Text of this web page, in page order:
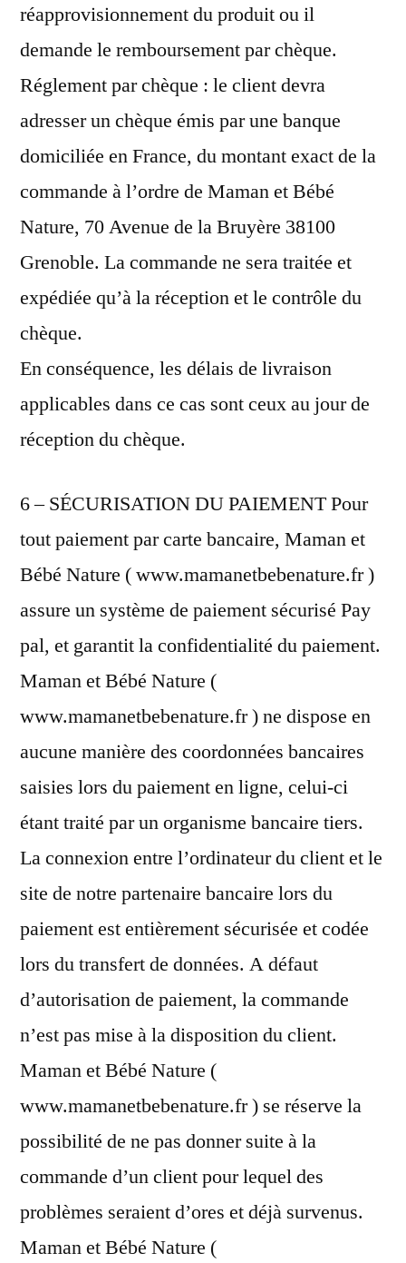
réapprovisionnement du produit ou il
demande le remboursement par chèque.
Réglement par chèque : le client devra
adresser un chèque émis par une banque
domiciliée en France, du montant exact de la
commande à l’ordre de Maman et Bébé
Nature, 70 Avenue de la Bruyère 38100
Grenoble. La commande ne sera traitée et
expédiée qu’à la réception et le contrôle du
chèque.
En conséquence, les délais de livraison
applicables dans ce cas sont ceux au jour de
réception du chèque.
6 – SÉCURISATION DU PAIEMENT Pour
tout paiement par carte bancaire, Maman et
Bébé Nature ( www.mamanetbebenature.fr )
assure un système de paiement sécurisé Pay
pal, et garantit la confidentialité du paiement.
Maman et Bébé Nature (
www.mamanetbebenature.fr ) ne dispose en
aucune manière des coordonnées bancaires
saisies lors du paiement en ligne, celui-ci
étant traité par un organisme bancaire tiers.
La connexion entre l’ordinateur du client et le
site de notre partenaire bancaire lors du
paiement est entièrement sécurisée et codée
lors du transfert de données. A défaut
d’autorisation de paiement, la commande
n’est pas mise à la disposition du client.
Maman et Bébé Nature (
www.mamanetbebenature.fr ) se réserve la
possibilité de ne pas donner suite à la
commande d’un client pour lequel des
problèmes seraient d’ores et déjà survenus.
Maman et Bébé Nature (